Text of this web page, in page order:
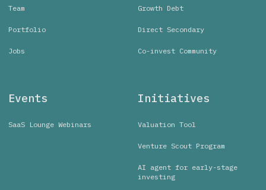
Team
Portfolio
Jobs
Growth Debt
Direct Secondary
Co-invest Community
Events
SaaS Lounge Webinars
Initiatives
Valuation Tool
Venture Scout Program
AI agent for early-stage
investing